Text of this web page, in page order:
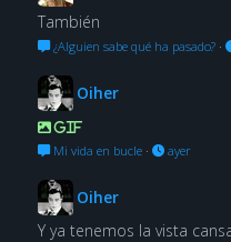
También
¿Alguien sabe qué ha pasado?·
Oiher
GIF
Mi vida en bucle· ayer
Oiher
Y ya tenemos la vista